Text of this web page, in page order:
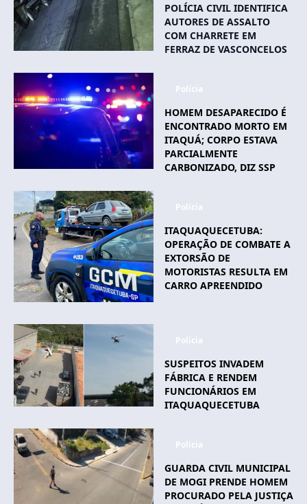
POLÍCIA CIVIL IDENTIFICA
AUTORES DE ASSALTO
COM CHARRETE EM
FERRAZ DE VASCONCELOS
Polícia
HOMEM DESAPARECIDO É
ENCONTRADO MORTO EM
ITAQUÁ; CORPO ESTAVA
PARCIALMENTE
CARBONIZADO, DIZ SSP
Polícia
ITAQUAQUECETUBA:
OPERAÇÃO DE COMBATE A
EXTORSÃO DE
MOTORISTAS RESULTA EM
CARRO APREENDIDO
Polícia
SUSPEITOS INVADEM
FÁBRICA E RENDEM
FUNCIONÁRIOS EM
ITAQUAQUECETUBA
Polícia
GUARDA CIVIL MUNICIPAL
DE MOGI PRENDE HOMEM
PROCURADO PELA JUSTIÇA